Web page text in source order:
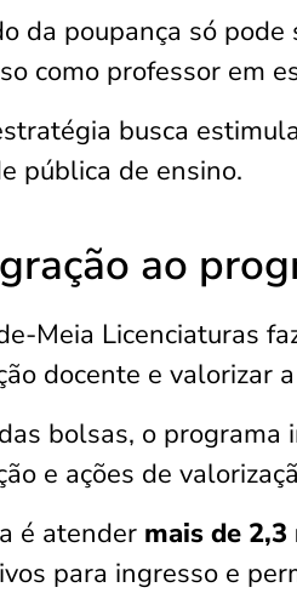
da poupança só pode
como professor em
busca
pública de ensino.
ao
Meia Licenciaturas
docente e valorizar a
bolsas, o programa
e ações de
é atender mais de
para ingresso e